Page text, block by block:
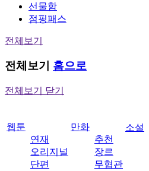
선물함
점핑패스
전체보기
전체보기 홈으로
전체보기 닫기
웹툰
연재
오리지널
단편
만화
추천
장르
무협관
소설